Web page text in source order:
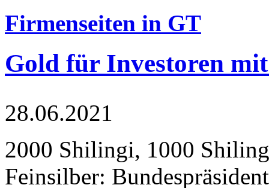
Firmenseiten in GT
Gold für Investoren
28.06.2021
2000 Shilingi, 1000
Feinsilber: